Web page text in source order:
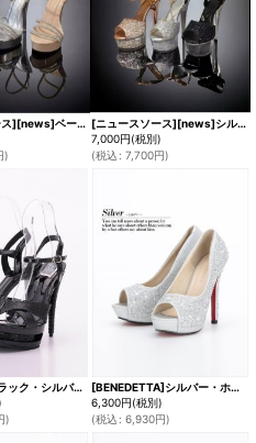
[ニュースソース][news]ベージュ・グレー・ブラック・２way・アンクルストラップ・ラインストーン・厚底・14cmヒール・サンダル[即日発送]
)
[ニュースソース][news]シルバー・ピンクゴールド・ブラック・アンクルストラップ・ラメ・グリッター・ラインストーンチャーム・厚底・16cmヒール・サンダル[即日発送]
7,000円(税別)
(税込 : 7,700円)
[TRATTO]ブラック・シルバー・アンクルストラップ・ラメ・ストーン・厚底・サンダル[即日発送]
)
[BENEDETTA]シルバー・ホワイト・ブラック・ゴールド・オープントゥ・ビジュー・前厚・12.5cmヒール・ハイヒール・パンプス[即日発送]
6,300円(税別)
(税込 : 6,930円)